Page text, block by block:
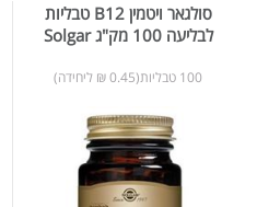
סולגאר ויטמין B12 טבליות
לבליעה 100 מק"ג Solgar
100 טבליות(0.45 ₪ ליחידה)